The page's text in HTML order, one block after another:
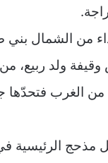
من الشمال بني
ولد ربيع،
من الغرب فتحدّها
مذحج الرئيسية